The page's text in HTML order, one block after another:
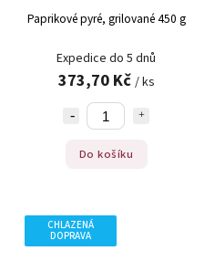
Paprikové pyré, grilované 450 g
Expedice do 5 dnů
373,70 Kč / ks
Do košíku
CHLAZENÁ
DOPRAVA